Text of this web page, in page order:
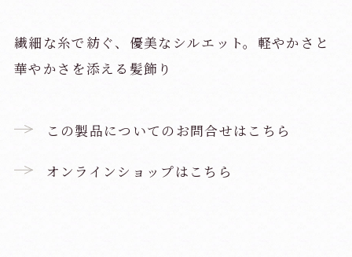
繊細な糸で紡ぐ、優美なシルエット。軽やかさと
華やかさを添える髪飾り
この製品についてのお問合せはこちら
オンラインショップはこちら